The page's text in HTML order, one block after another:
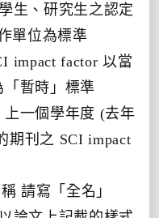
生、研究生之認定
單位為標準
impact factor 以當
暫時」標準
一個學年度 (去年
期刊之 SCI impact
請寫「全名」